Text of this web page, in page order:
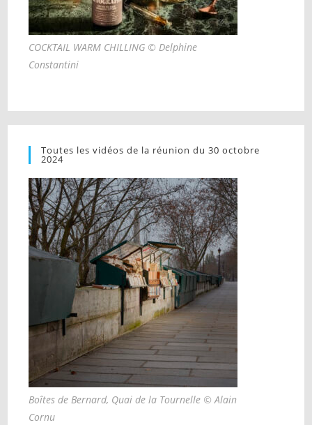
COCKTAIL WARM CHILLING © Delphine
Constantini
Toutes les vidéos de la réunion du 30 octobre
2024
Boîtes de Bernard, Quai de la Tournelle © Alain
Cornu